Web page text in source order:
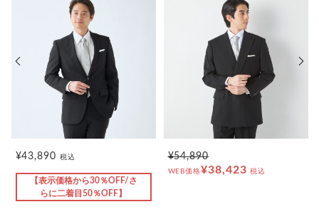
¥43,890税込
【表示価格から30％OFF/さ
らに二着目50％OFF】
¥54,890
WEB価格¥38,423 税込
前の画像